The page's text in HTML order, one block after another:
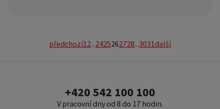
předchozí1 2...2425262728...3031další
+420 542 100 100
V pracovní dny od 8 do 17 hodin.